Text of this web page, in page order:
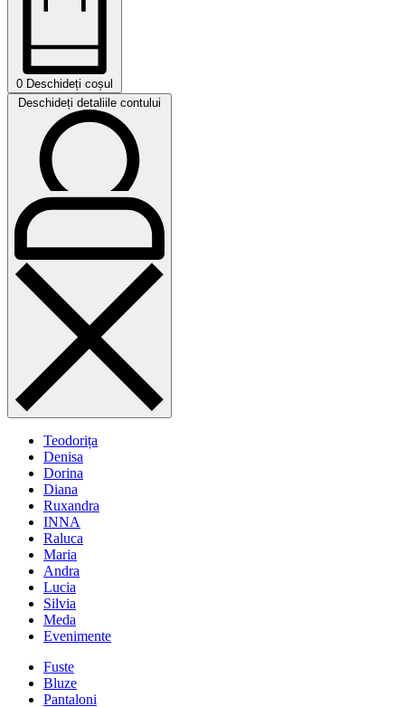
0 Deschideți coșul
Deschideți detaliile contului
Teodorița
Denisa
Dorina
Diana
Ruxandra
INNA
Raluca
Maria
Andra
Lucia
Silvia
Meda
Evenimente
Fuste
Bluze
Pantaloni